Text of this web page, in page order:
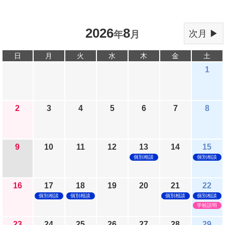
2026年8月 次月 ▶
日 月 火 水 木 金 土
1
2 3 4 5 6 7 8
9 10 11 12 13
個別相談
14 15
個別相談
16 17
個別相談
18
個別相談
19 20 21
個別相談
22
個別相談
学校説明